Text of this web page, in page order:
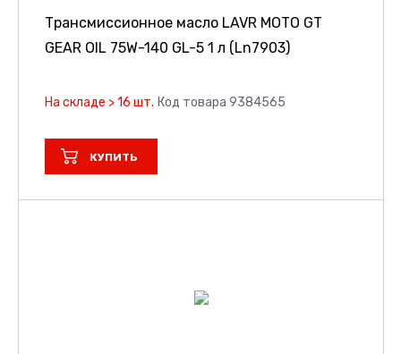
Трансмиссионное масло LAVR MOTO GT
GEAR OIL 75W-140 GL-5 1 л (Ln7903)
На складе > 16 шт. Код товара 9384565
КУПИТЬ